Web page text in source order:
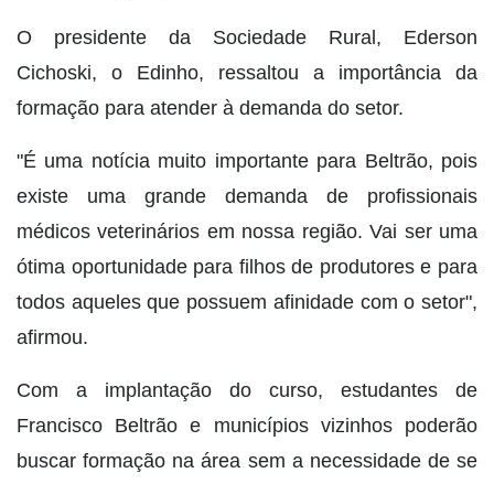
O presidente da Sociedade Rural, Ederson
Cichoski, o Edinho, ressaltou a importância da
formação para atender à demanda do setor.
"É uma notícia muito importante para Beltrão, pois
existe uma grande demanda de profissionais
médicos veterinários em nossa região. Vai ser uma
ótima oportunidade para filhos de produtores e para
todos aqueles que possuem afinidade com o setor",
afirmou.
Com a implantação do curso, estudantes de
Francisco Beltrão e municípios vizinhos poderão
buscar formação na área sem a necessidade de se